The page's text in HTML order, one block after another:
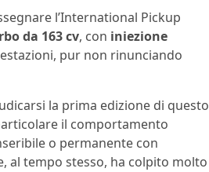
l’International Pickup
da 163 cv, con iniezione
pur non rinunciando
la prima edizione di questo
il comportamento
o permanente con
al tempo stesso, ha colpito molto